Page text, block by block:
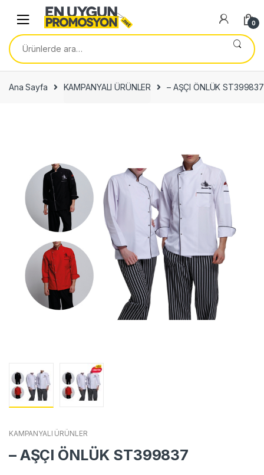
navigation
content
0
Ara:
Ana Sayfa KAMPANYALI ÜRÜNLER – AŞÇI ÖNLÜK ST399837
KAMPANYALI ÜRÜNLER
– AŞÇI ÖNLÜK ST399837